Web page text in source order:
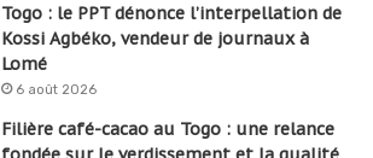
Togo : le PPT dénonce l’interpellation de
Kossi Agbéko, vendeur de journaux à
Lomé
6 août 2026
Filière café-cacao au Togo : une relance